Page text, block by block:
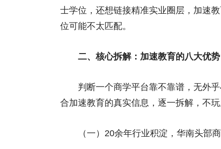
士学位，还想链接精准实业圈层，加速
位可能不太匹配。
二、核心拆解：加速教育的八大优
判断一个商学平台靠不靠谱，无外乎
合加速教育的真实信息，逐一拆解，不
（一）20余年行业积淀，华南头部商